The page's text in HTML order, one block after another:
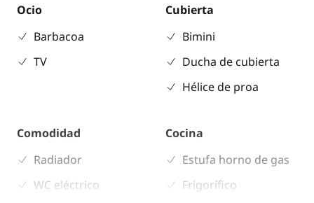
Ocio
Barbacoa
TV
Cubierta
Bimini
Ducha de cubierta
Hélice de proa
Comodidad
Radiador
WC eléctrico
Cocina
Estufa horno de gas
Frigorífico